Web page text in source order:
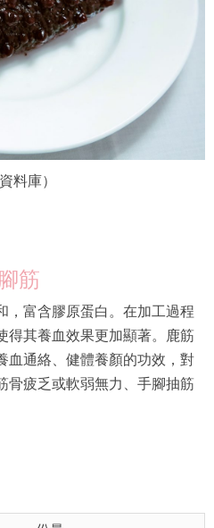
料庫）
筋
，富含膠原蛋白。在加工過程
得其養血效果更加顯著。鹿筋
血通絡、健體養顏的功效，對
骨疲乏或軟弱無力、手腳抽筋